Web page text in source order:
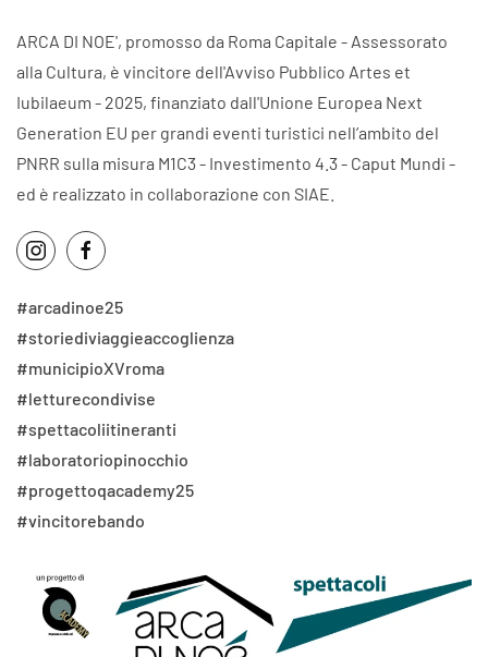
ARCA DI NOE', promosso da Roma Capitale - Assessorato
alla Cultura, è vincitore dell'Avviso Pubblico Artes et
Iubilaeum - 2025, finanziato dall'Unione Europea Next
Generation EU per grandi eventi turistici nell’ambito del
PNRR sulla misura M1C3 - Investimento 4.3 - Caput Mundi -
ed è realizzato in collaborazione con SIAE.
#arcadinoe25
#storiediviaggieaccoglienza
#municipioXVroma
#letturecondivise
#spettacoliitineranti
#laboratoriopinocchio
#progettoqacademy25
#vincitorebando